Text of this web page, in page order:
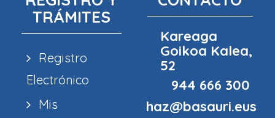
TRÁMITES
Registro
Electrónico
Mis
Kareaga
Goikoa Kalea,
52
944 666 300
haz@basauri.eus